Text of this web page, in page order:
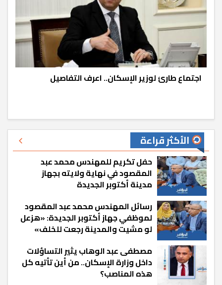
اجتماع طارئ لوزير الإسكان.. اعرف التفاصيل
الأكثر قراءة
حفل تكريم للمهندس محمد عبد
المقصود في نهاية ولايته بجهاز
مدينة أكتوبر الجديدة
رسائل المهندس محمد عبد المقصود
لموظفي جهاز أكتوبر الجديدة: «هزعل
لو مشيت والمدينة رجعت للخلف»
مصطفى عبد الوهاب يثير التساؤلات
داخل وزارة الإسكان.. من أين تأتيه كل
هذه المناصب؟